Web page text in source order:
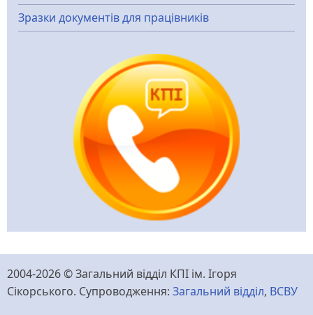
Зразки документів для працівників
2004-2026 © Загальний відділ КПІ ім. Ігоря
Сікорського. Супроводження: Загальний відділ, ВСВУ